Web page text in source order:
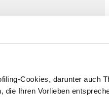
Cookies, darunter auch
die Ihren Vorlieben